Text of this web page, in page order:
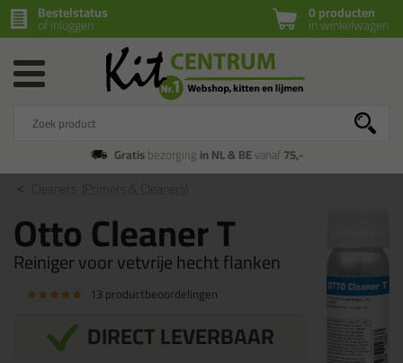
0 producten
in winkelwagen
Bestelstatus
of inloggen
Gratisbezorging in NL & BEvanaf75,-
Otto Cleaner T
Reiniger voor vetvrije hecht flanken
13 productbeoordelingen
DIRECT LEVERBAAR